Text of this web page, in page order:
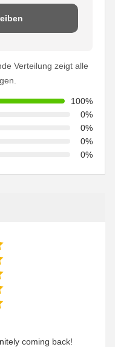
Verteilung zeigt alle
100%
0%
0%
0%
0%
coming back!